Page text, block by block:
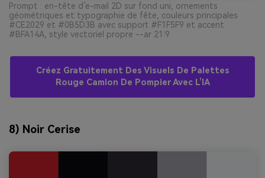
Prompt : en-tête d’e-mail 2D sur fond uni, ornements
géométriques et typographie de fête, couleurs principales
#CE2029 et #0B5D3B avec support #F1F5F9 et accent
#BFA14A, style vectoriel propre --ar 21:9
Créez Gratuitement Des Visuels De Palettes
Rouge Camion De Pompier Avec L’IA
8) Noir Cerise